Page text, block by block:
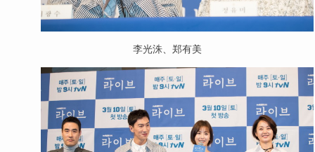
李光洙、郑有美